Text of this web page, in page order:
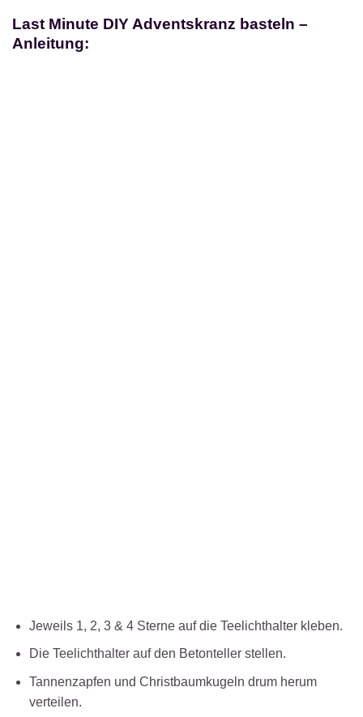
Last Minute DIY Adventskranz basteln –
Anleitung:
Jeweils 1, 2, 3 & 4 Sterne auf die Teelichthalter kleben.
Die Teelichthalter auf den Betonteller stellen.
Tannenzapfen und Christbaumkugeln drum herum
verteilen.